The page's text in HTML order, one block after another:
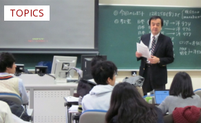
TOPICS